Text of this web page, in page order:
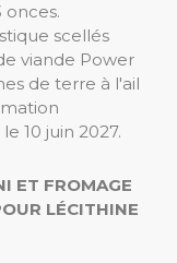
onces.
scellés
viande Power
de terre à l'ail
10 juin 2027.
ET FROMAGE
LÉCITHINE